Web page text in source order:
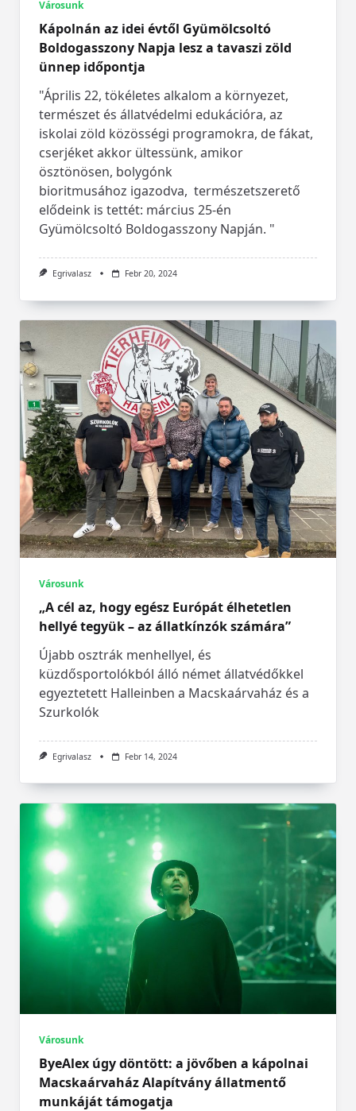
Városunk
Kápolnán az idei évtől Gyümölcsoltó
Boldogasszony Napja lesz a tavaszi zöld
ünnep időpontja
"Április 22, tökéletes alkalom a környezet,
természet és állatvédelmi edukációra, az
iskolai zöld közösségi programokra, de fákat,
cserjéket akkor ültessünk, amikor
ösztönösen, bolygónk
bioritmusához igazodva, természetszerető
elődeink is tettét: március 25-én
Gyümölcsoltó Boldogasszony Napján. "
Egrivalasz Febr 20, 2024
Városunk
„A cél az, hogy egész Európát élhetetlen
hellyé tegyük – az állatkínzók számára”
Újabb osztrák menhellyel, és
küzdősportolókból álló német állatvédőkkel
egyeztetett Halleinben a Macskaárvaház és a
Szurkolók
Egrivalasz Febr 14, 2024
Városunk
ByeAlex úgy döntött: a jövőben a kápolnai
Macskaárvaház Alapítvány állatmentő
munkáját támogatja